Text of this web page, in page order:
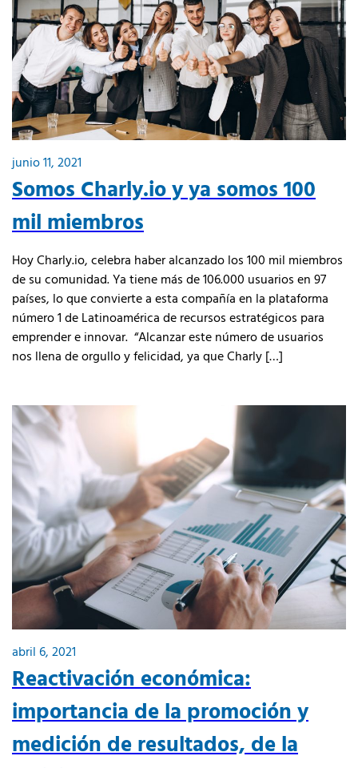
junio 11, 2021
Somos Charly.io y ya somos 100
mil miembros
Hoy Charly.io, celebra haber alcanzado los 100 mil miembros
de su comunidad. Ya tiene más de 106.000 usuarios en 97
países, lo que convierte a esta compañía en la plataforma
número 1 de Latinoamérica de recursos estratégicos para
emprender e innovar. “Alcanzar este número de usuarios
nos llena de orgullo y felicidad, ya que Charly […]
abril 6, 2021
Reactivación económica:
importancia de la promoción y
medición de resultados, de la